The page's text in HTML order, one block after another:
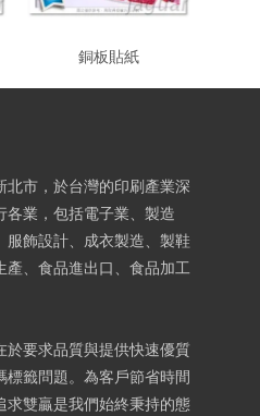
銅板貼紙
北市，於台灣的印刷產業深
各業，包括電子業、製造
服飾設計、成衣製造、製鞋
產、食品進出口、食品加工
於要求品質與提供快速優質
標籤問題。為客戶節省時間
求雙贏是我們始終秉持的態